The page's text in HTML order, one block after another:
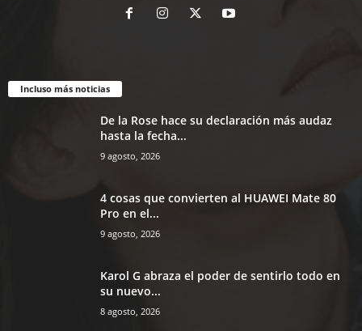
Incluso más noticias
De la Rose hace su declaración más audaz
hasta la fecha...
9 agosto, 2026
4 cosas que convierten al HUAWEI Mate 80
Pro en el...
9 agosto, 2026
Karol G abraza el poder de sentirlo todo en
su nuevo...
8 agosto, 2026